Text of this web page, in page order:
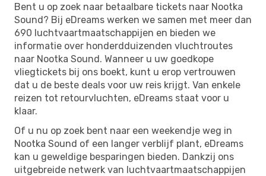
Bent u op zoek naar betaalbare tickets naar Nootka
Sound? Bij eDreams werken we samen met meer dan
690 luchtvaartmaatschappijen en bieden we
informatie over honderdduizenden vluchtroutes
naar Nootka Sound. Wanneer u uw goedkope
vliegtickets bij ons boekt, kunt u erop vertrouwen
dat u de beste deals voor uw reis krijgt. Van enkele
reizen tot retourvluchten, eDreams staat voor u
klaar.
Of u nu op zoek bent naar een weekendje weg in
Nootka Sound of een langer verblijf plant, eDreams
kan u geweldige besparingen bieden. Dankzij ons
uitgebreide netwerk van luchtvaartmaatschappijen